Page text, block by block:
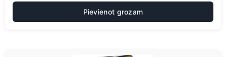
Pievienot grozam